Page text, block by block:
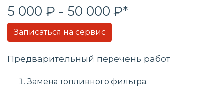
5 000 ₽ - 50 000 ₽*
Записаться на сервис
Предварительный перечень работ
Замена топливного фильтра.